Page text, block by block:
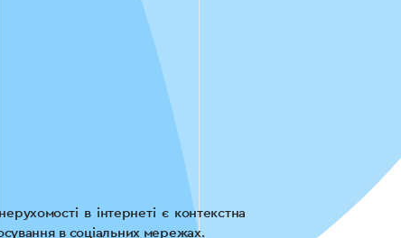
до сайтів забудовників, ви можете
в інтернеті є контекстна
в соціальних мережах.